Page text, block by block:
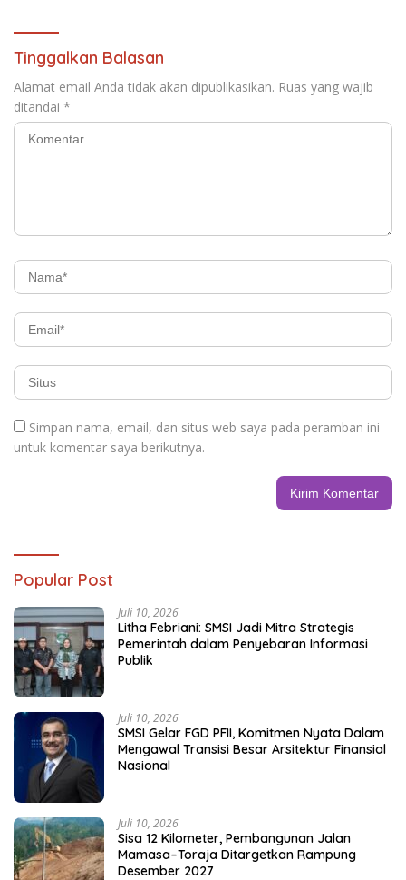
Tinggalkan Balasan
Alamat email Anda tidak akan dipublikasikan. Ruas yang wajib
ditandai *
Simpan nama, email, dan situs web saya pada peramban ini
untuk komentar saya berikutnya.
Popular Post
Juli 10, 2026
Litha Febriani: SMSI Jadi Mitra Strategis
Pemerintah dalam Penyebaran Informasi
Publik
Juli 10, 2026
SMSI Gelar FGD PFII, Komitmen Nyata Dalam
Mengawal Transisi Besar Arsitektur Finansial
Nasional
Juli 10, 2026
Sisa 12 Kilometer, Pembangunan Jalan
Mamasa–Toraja Ditargetkan Rampung
Desember 2027